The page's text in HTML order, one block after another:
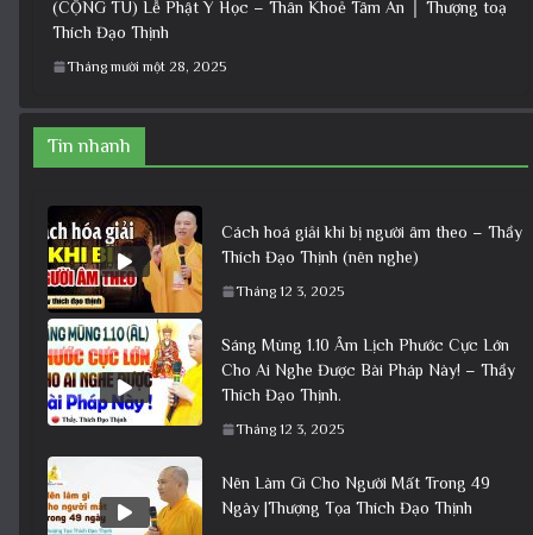
(CỘNG TU) Lễ Phật Y Học – Thân Khoẻ Tâm An │ Thượng toạ
Thích Đạo Thịnh
Tháng mười một 28, 2025
Tin nhanh
Cách hoá giải khi bị người âm theo – Thầy
Thích Đạo Thịnh (nên nghe)
Tháng 12 3, 2025
Sáng Mùng 1.10 Âm Lịch Phước Cực Lớn
Cho Ai Nghe Được Bài Pháp Này! – Thầy
Thích Đạo Thịnh.
Tháng 12 3, 2025
Nên Làm Gì Cho Người Mất Trong 49
Ngày |Thượng Tọa Thích Đạo Thịnh